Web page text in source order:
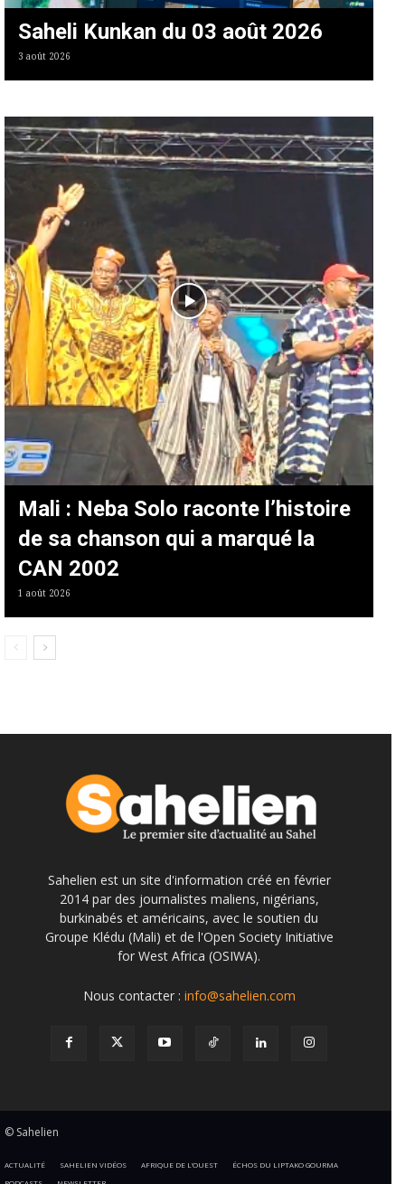
Saheli Kunkan du 03 août 2026
3 août 2026
Mali : Neba Solo raconte l’histoire
de sa chanson qui a marqué la
CAN 2002
1 août 2026
Sahelien est un site d'information créé en février
2014 par des journalistes maliens, nigérians,
burkinabés et américains, avec le soutien du
Groupe Klédu (Mali) et de l'Open Society Initiative
for West Africa (OSIWA).
Nous contacter : info@sahelien.com
© Sahelien
ACTUALITÉ SAHELIEN VIDÉOS AFRIQUE DE L’OUEST
ÉCHOS DU LIPTAKO GOURMA